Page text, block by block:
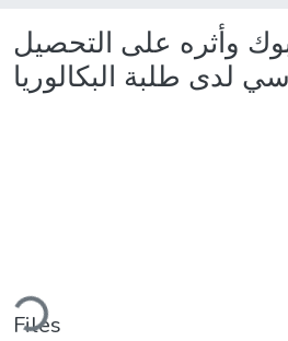
وأثره على التحصيل
لدى طلبة البكالوريا
Files